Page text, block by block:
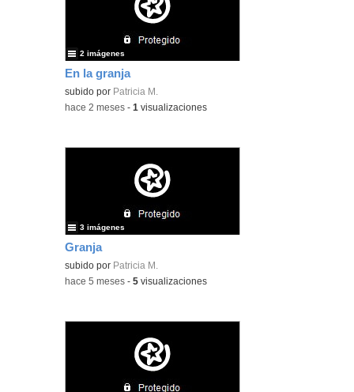
En la granja
subido por Patricia M.
2 imágenes
-hace 2 meses -1 visualizaciones
Granja
subido por Patricia M.
3 imágenes
-hace 5 meses -5 visualizaciones